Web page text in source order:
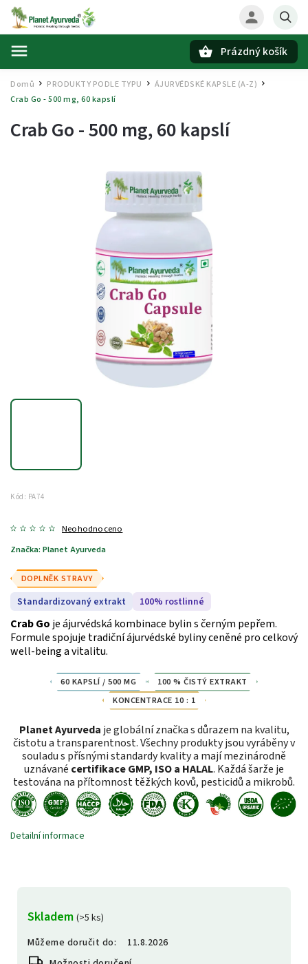
Prázdný košík
Domů / PRODUKTY PODLE TYPU ÁJURVÉDSKÉ KAPSLE (A-Z) /
Crab Go - 500 mg, 60 kapslí
Crab Go - 500 mg, 60 kapslí
Kód: PA74
Neohodnoceno
Značka: Planet Ayurveda
Skladem (>5 ks)
Můžeme doručit do:
11.8.2026
DOPLNĚK STRAVY
Standardizovaný extrakt 100% rostlinné
Crab Go je ájurvédská kombinace bylin s černým pepřem.
Formule spojuje tradiční ájurvédské byliny ceněné pro celkový
well-being a vitalitu.
60 KAPSLÍ / 500 MG
100 % ČISTÝ EXTRAKT
KONCENTRACE 10 : 1
Planet Ayurveda je globální značka s důrazem na kvalitu,
čistotu a transparentnost. Všechny produkty jsou vyráběny v
souladu s přísnými standardy kvality a mají mezinárodně
uznávané certifikace GMP, ISO a HALAL. Každá šarže je
testována na přítomnost těžkých kovů, pesticidů a mikrobů.
Detailní informace